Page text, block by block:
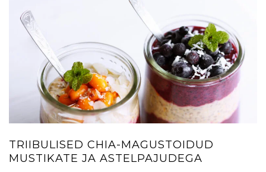
TRIIBULISED CHIA-MAGUSTOIDUD
MUSTIKATE JA ASTELPAJUDEGA